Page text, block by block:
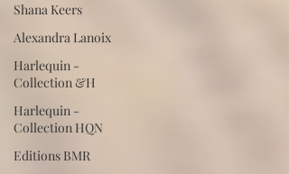
Shana Keers
Alexandra Lanoix
Harlequin -
Collection &H
Harlequin -
Collection HQN
Editions BMR